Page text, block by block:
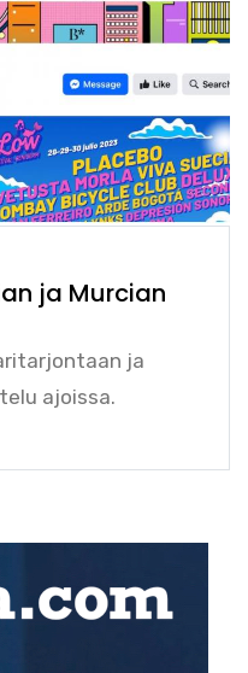
ja Murcian
ja
ajoissa.